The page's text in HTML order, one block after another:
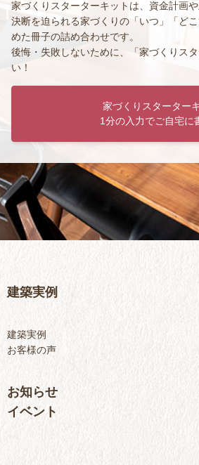
家づくりスターターキットは、資金計画
決断を迫られる家づくりの「いつ」「ど
めた冊子の詰め合わせです。
後悔・失敗しないために、「家づくりス
い！
家づくりスターター
1分の入力でご自宅に
建築実例
建築実例
お客様の声
お知らせ
イベント